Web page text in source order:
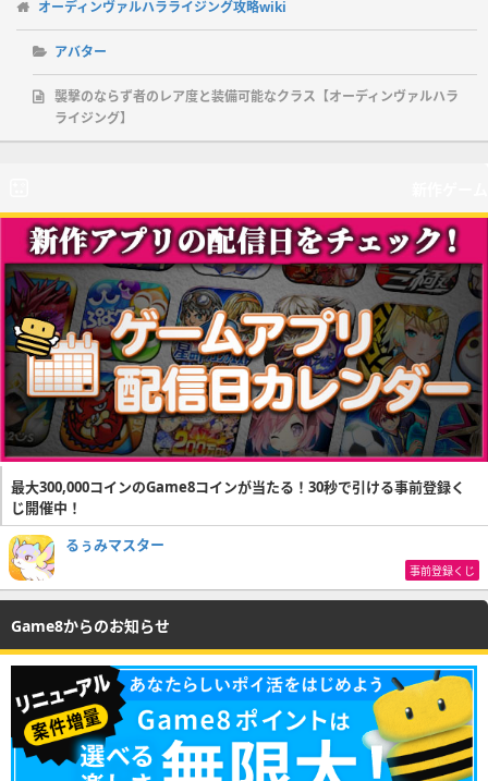
オーディンヴァルハラライジング攻略wiki
アバター
襲撃のならず者のレア度と装備可能なクラス【オーディンヴァルハラ
ライジング】
最大300,000コインのGame8コインが当たる！30秒で引ける事前登録く
じ開催中！
るぅみマスター
事前登録くじ
Game8からのお知らせ